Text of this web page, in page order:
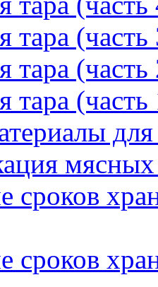
тара (часть
тара (часть
тара (часть
для
мясных
сроков
сроков